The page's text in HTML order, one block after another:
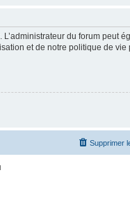
du forum peut
et de notre politique de
Supprimer